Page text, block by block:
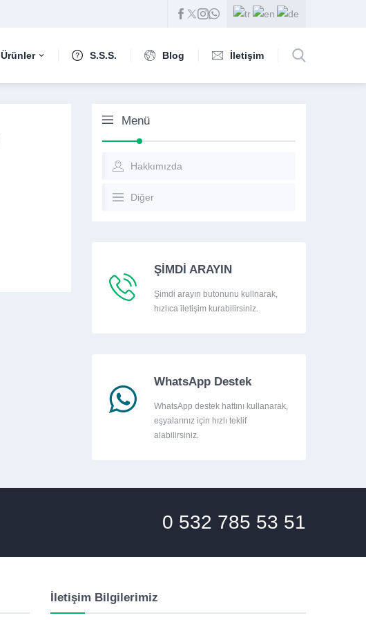
Ürünler S.S.S. Blog İletişim
Menü
Hakkımızda
Diğer
ŞİMDİ ARAYIN
Şimdi arayın butonunu kullnarak,
hızlıca iletişim kurabilirsiniz.
WhatsApp Destek
WhatsApp destek hattını kullanarak,
eşyalarınız için hızlı teklif
alabilirsiniz.
0 532 785 53 51
İletişim Bilgilerimiz